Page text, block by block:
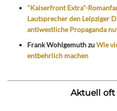
"Kaiserfront Extra"-
Lautsprecher den Leipziger
antiwestliche Propaganda
Frank WohlgemuthzuWie
entbehrlich machen
Aktuell oft